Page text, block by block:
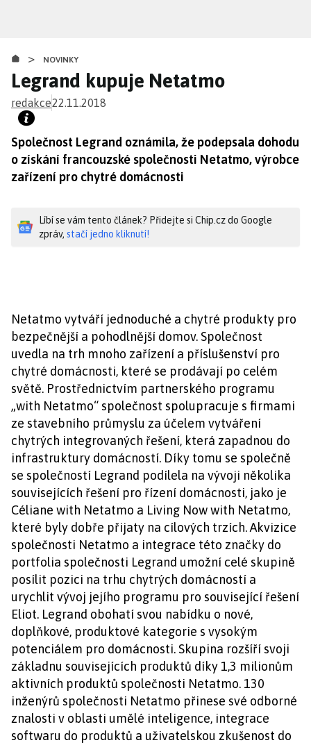
obsahu
> NOVINKY
Legrand kupuje Netatmo
redakce22.11.2018
Společnost Legrand oznámila, že podepsala dohodu
o získání francouzské společnosti Netatmo, výrobce
zařízení pro chytré domácnosti
Líbí se vám tento článek? Přidejte si Chip.cz do Google
zpráv, stačí jedno kliknutí!
Netatmo vytváří jednoduché a chytré produkty pro
bezpečnější a pohodlnější domov. Společnost
uvedla na trh mnoho zařízení a příslušenství pro
chytré domácnosti, které se prodávají po celém
světě. Prostřednictvím partnerského programu
„with Netatmo“ společnost spolupracuje s firmami
ze stavebního průmyslu za účelem vytváření
chytrých integrovaných řešení, která zapadnou do
infrastruktury domácností. Díky tomu se společně
se společností Legrand podílela na vývoji několika
souvisejících řešení pro řízení domácnosti, jako je
Céliane with Netatmo a Living Now with Netatmo,
které byly dobře přijaty na cílových trzích. Akvizice
společnosti Netatmo a integrace této značky do
portfolia společnosti Legrand umožní celé skupině
posílit pozici na trhu chytrých domácností a
urychlit vývoj jejího programu pro související řešení
Eliot. Legrand obohatí svou nabídku o nové,
doplňkové, produktové kategorie s vysokým
potenciálem pro domácnosti. Skupina rozšíří svoji
základnu souvisejících produktů díky 1,3 milionům
aktivních produktů společnosti Netatmo. 130
inženýrů společnosti Netatmo přinese své odborné
znalosti v oblasti umělé inteligence, integrace
softwaru do produktů a uživatelskou zkušenost do